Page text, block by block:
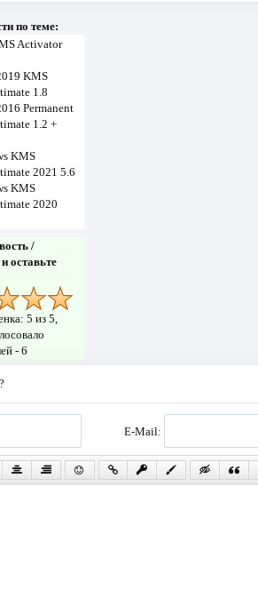
по теме:
Activator
KMS
1.8
Permanent
1.2 +
KMS
2021 5.6
KMS
2020
/
оставьте
5 из 5,
- 6
E-Mail: